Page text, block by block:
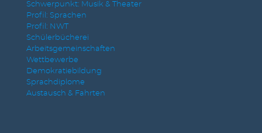
Schwerpunkt: Musik & Theater
Profil: Sprachen
Profil: NWT
Schülerbücherei
Arbeitsgemeinschaften
Wettbewerbe
Demokratiebildung
Sprachdiplome
Austausch & Fahrten